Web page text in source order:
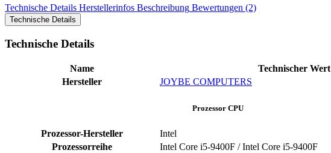
Technische Details Herstellerinfos Beschreibung Bewertungen (2)
Technische Details
Technische Details
Name
Technischer Wert
Hersteller
JOYBE COMPUTERS
Prozessor CPU
Prozessor-Hersteller
‎Intel
Prozessorreihe
Intel Core i5-9400F / Intel Core i5-9400F